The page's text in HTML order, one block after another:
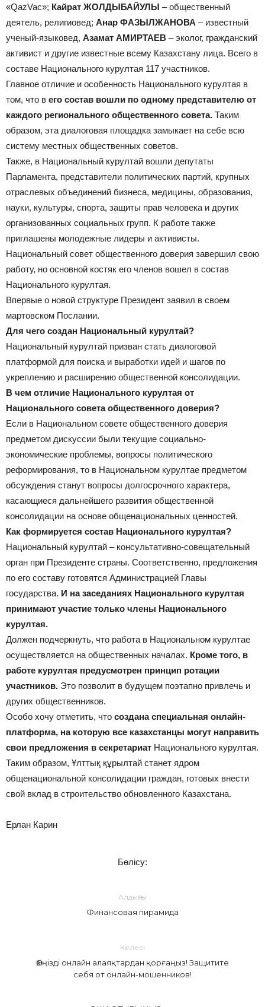
«QazVac»; Кайрат ЖОЛДЫБАЙУЛЫ – общественный
деятель, религиовед; Анар ФАЗЫЛЖАНОВА – известный
ученый-языковед, Азамат АМИРТАЕВ – эколог, гражданский
активист и другие известные всему Казахстану лица. Всего в
составе Национального курултая 117 участников.
Главное отличие и особенность Национального курултая в
том, что в его состав вошли по одному представителю от
каждого регионального общественного совета. Таким
образом, эта диалоговая площадка замыкает на себе всю
систему местных общественных советов.
Также, в Национальный курултай вошли депутаты
Парламента, представители политических партий, крупных
отраслевых объединений бизнеса, медицины, образования,
науки, культуры, спорта, защиты прав человека и других
организованных социальных групп. К работе также
приглашены молодежные лидеры и активисты.
Национальный совет общественного доверия завершил свою
работу, но основной костяк его членов вошел в состав
Национального курултая.
Впервые о новой структуре Президент заявил в своем
мартовском Послании.
Для чего создан Национальный курултай?
Национальный курултай призван стать диалоговой
платформой для поиска и выработки идей и шагов по
укреплению и расширению общественной консолидации.
В чем отличие Национального курултая от
Национального совета общественного доверия?
Если в Национальном совете общественного доверия
предметом дискуссии были текущие социально-
экономические проблемы, вопросы политического
реформирования, то в Национальном курултае предметом
обсуждения станут вопросы долгосрочного характера,
касающиеся дальнейшего развития общественной
консолидации на основе общенациональных ценностей.
Как формируется состав Национального курултая?
Национальный курултай – консультативно-совещательный
орган при Президенте страны. Соответственно, предложения
по его составу готовятся Администрацией Главы
государства. И на заседаниях Национального курултая
принимают участие только члены Национального
курултая.
Должен подчеркнуть, что работа в Национальном курултае
осуществляется на общественных началах. Кроме того, в
работе курултая предусмотрен принцип ротации
участников. Это позволит в будущем поэтапно привлечь и
других общественников.
Особо хочу отметить, что создана специальная онлайн-
платформа, на которую все казахстанцы могут направить
свои предложения в секретариат Национального курултая.
Таким образом, Ұлттық құрылтай станет ядром
общенациональной консолидации граждан, готовых внести
свой вклад в строительство обновленного Казахстана.
Ерлан Карин
Бөлісу:
Алдыңғы
Финансовая пирамида
Келесі
Өзіңізді онлайн алаяқтардан қорғаңыз! Защитите
себя от онлайн-мошенников!